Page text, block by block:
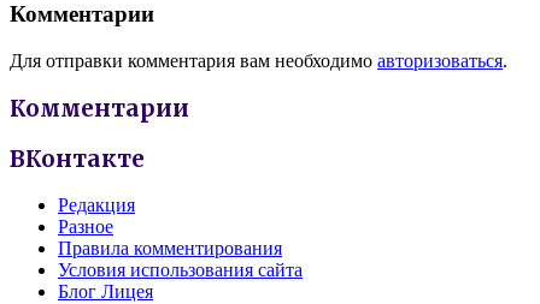
Комментарии
Для отправки комментария вам необходимо авторизоваться.
Комментарии
ВКонтакте
Редакция
Разное
Правила комментирования
Условия использования сайта
Блог Лицея